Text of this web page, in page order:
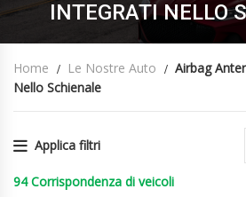
INTEGRATI NELLO
Home Le Nostre Auto
Airbag
Nello Schienale
Applica filtri
94 Corrispondenza di veicoli